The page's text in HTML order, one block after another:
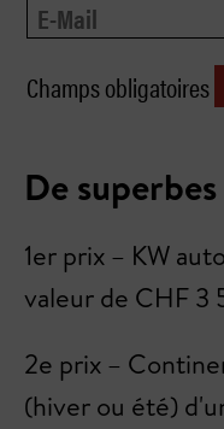
Champs obligatoires
De
1er prix – KW
valeur de CHF 3
2e prix –
(hiver ou été)